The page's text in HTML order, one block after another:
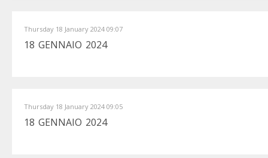
Thursday 18 January 2024 09:07
18 GENNAIO 2024
Thursday 18 January 2024 09:05
18 GENNAIO 2024